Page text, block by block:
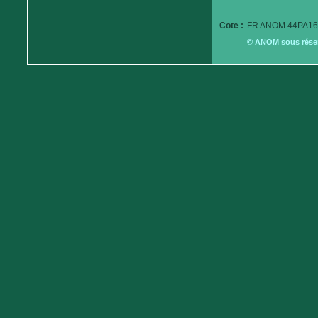
Cote : FR ANOM
© ANOM sous